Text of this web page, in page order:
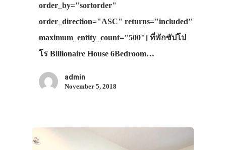
order_by="sortorder"
order_direction="ASC" returns="included"
maximum_entity_count="500"] ที่พักซัปโป
โร Billionaire House 6Bedroom…
admin
November 5, 2018